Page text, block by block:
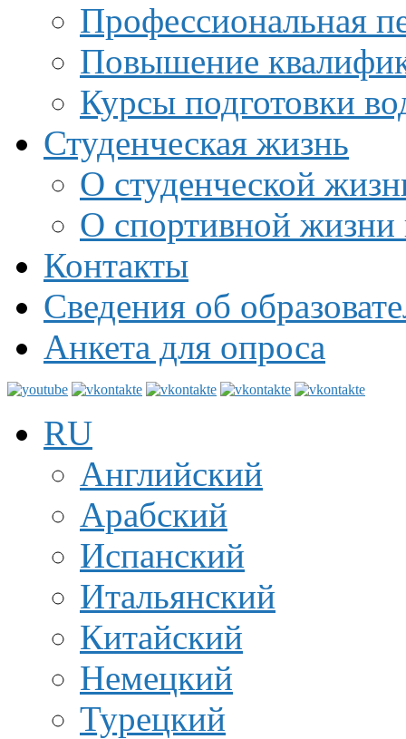
Профессиональная
Повышение
Курсы подготовки
Студенческая жизнь
О студенческой
О спортивной жизни
Контакты
Сведения об
Анкета для опроса
RU
Английский
Арабский
Испанский
Итальянский
Китайский
Немецкий
Турецкий